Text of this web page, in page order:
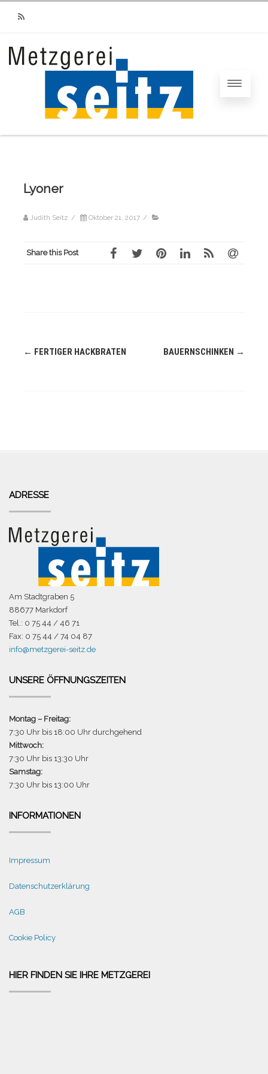
RSS
Lyoner
Judith Seitz / Oktober 21, 2017 /
Share this Post
Navigation
← FERTIGER HACKBRATEN BAUERNSCHINKEN →
ADRESSE
Am Stadtgraben 5
88677 Markdorf
Tel.: 0 75 44 / 46 71
Fax: 0 75 44 / 74 04 87
info@metzgerei-seitz.de
UNSERE ÖFFNUNGSZEITEN
Montag – Freitag:
7:30 Uhr bis 18:00 Uhr durchgehend
Mittwoch:
7:30 Uhr bis 13:30 Uhr
Samstag:
7:30 Uhr bis 13:00 Uhr
INFORMATIONEN
Impressum
Datenschutzerklärung
AGB
Cookie Policy
HIER FINDEN SIE IHRE METZGEREI